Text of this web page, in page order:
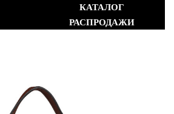
КАТАЛОГ
РАСПРОДАЖИ